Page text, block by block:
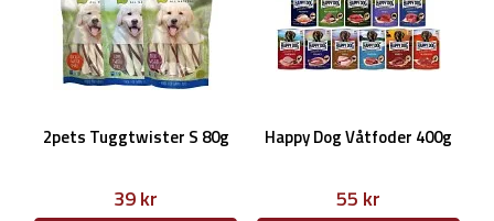
2pets Tuggtwister S 80g
39 kr
Happy Dog Våtfoder 400g
55 kr